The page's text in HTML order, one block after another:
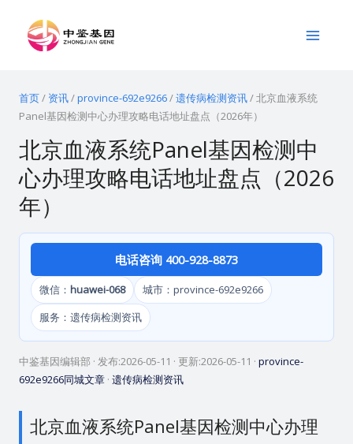
Menu
首页/ 资讯/province-692e9266/遗传病检测资讯/北京血液系统
Panel基因检测中心办理攻略电话地址盘点（2026年）
北京血液系统Panel基因检测中
心办理攻略电话地址盘点（2026
年）
电话咨询 400-928-8873
微信： huawei-068
城市：province-692e9266
服务：遗传病检测资讯
中鉴基因编辑部 · 发布:2026-05-11 · 更新:2026-05-11 · province-
692e9266同城文章· 遗传病检测资讯
北京血液系统Panel基因检测中心办理